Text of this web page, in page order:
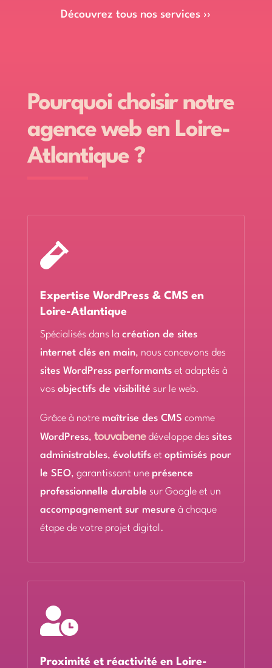
Découvrez tous nos services ››
Pourquoi choisir notre
agence web en Loire-
Atlantique ?

Expertise WordPress & CMS en
Loire-Atlantique
Spécialisés dans la création de sites
internet clés en main, nous concevons des
sites WordPress performantset adaptés à
vos objectifs de visibilité sur le web.
Grâce à notre maîtrise des CMS comme
WordPress, touvabenedéveloppe dessites
administrables, évolutifset optimisés pour
le SEO, garantissant une présence
professionnelle durable sur Google et un
accompagnement sur mesure à chaque
étape de votre projet digital.

Proximité et réactivité en Loire-